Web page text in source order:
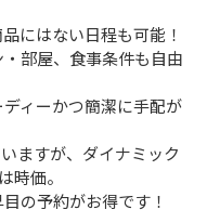
にはない日程も可能！
部屋、食事条件も自由
ィーかつ簡潔に手配が
ますが、ダイナミック
時価。
の予約がお得です！